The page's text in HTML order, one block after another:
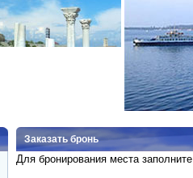
Заказать бронь
Для бронирования места